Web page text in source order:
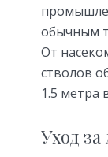
обычным
От
стволов
1.5 метра
Уход